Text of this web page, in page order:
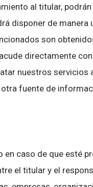
al titular,
disponer de manera
son
directamente
nuestros servicios
fuente de
caso de que esté
el titular y el